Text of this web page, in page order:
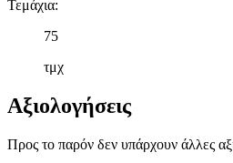
Τεμάχια:
75
τμχ
Αξιολογήσεις
Προς το παρόν δεν υπάρχουν άλλες